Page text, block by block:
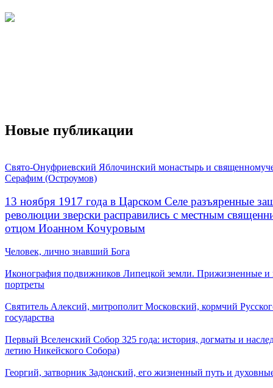
Новые публикации
Свято-Онуфриевский Яблочинский монастырь и
Серафим (Остроумов)
13 ноября 1917 года в Царском Селе разъяренные
революции зверски расправились с местным
отцом Иоанном Кочуровым
Человек, лично знавший Бога
Иконография подвижников Липецкой земли. Прижизненные и
портреты
Святитель Алексий, митрополит Московский, кормчий
государства
Первый Вселенский Собор 325 года: история, догматы и
летию Никейского Собора)
Георгий, затворник Задонский, его жизненный путь и